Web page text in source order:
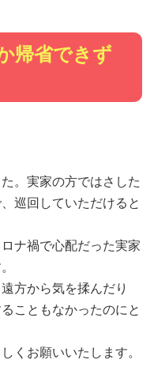
帰省できず
。実家の方ではさした
巡回していただけると
ナ禍で心配だった実家
方から気を揉んだり
こともなかったのにと
くお願いいたします。